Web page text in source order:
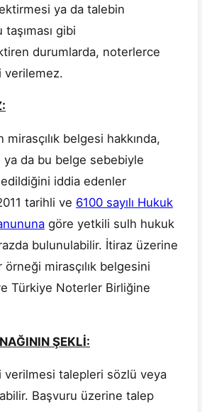
ya da talebin
taşıması gibi
durumlarda, noterlerce
verilemez.
belgesi hakkında,
ya da bu belge sebebiyle
iddia edenler
tarihli ve 6100 sayılı Hukuk
göre yetkili sulh hukuk
bulunulabilir. İtiraz üzerine
örneği mirasçılık belgesini
Türkiye Noterler Birliğine
ŞEKLİ:
verilmesi talepleri sözlü veya
Başvuru üzerine talep